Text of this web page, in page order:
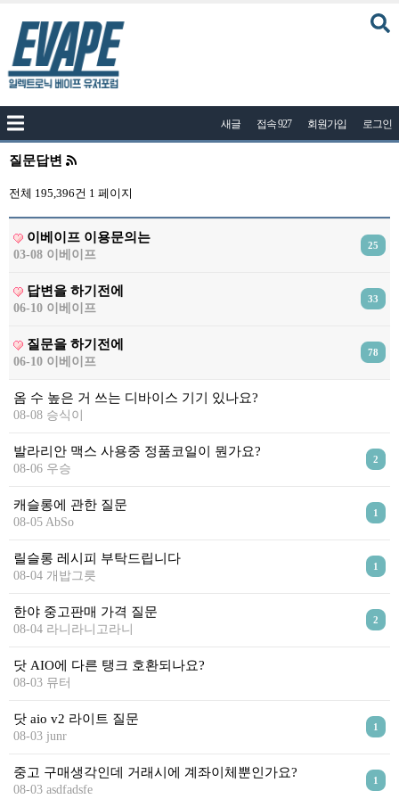
공지사항
나눔이벤트
자유게시판
질문답변
포토
액상
레시피
연구실
리뷰게시판
레시피계산기
업체
업체게시판
모더게시판
제휴업체
판매
나눔
즐겨찾기
새글 접속 927 회원가입 로그인
질문답변
전체 195,396건 1 페이지
이베이프 이용문의는
03-08 이베이프
25
답변을 하기전에
06-10 이베이프
33
질문을 하기전에
06-10 이베이프
78
옴 수 높은 거 쓰는 디바이스 기기 있나요?
08-08 승식이
발라리안 맥스 사용중 정품코일이 뭔가요?
08-06 우승
2
캐슬롱에 관한 질문
08-05 AbSo
1
릴슬롱 레시피 부탁드립니다
08-04 개밥그릇
1
한야 중고판매 가격 질문
08-04 라니라니고라니
2
닷 AIO에 다른 탱크 호환되나요?
08-03 뮤터
닷 aio v2 라이트 질문
08-03 junr
1
중고 구매생각인데 거래시에 계좌이체뿐인가요?
08-03 asdfadsfe
1